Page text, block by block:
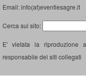
Email: info(at)eventiesagre.it
Cerca sul sito:
E' vietata la
responsabile dei siti collegati